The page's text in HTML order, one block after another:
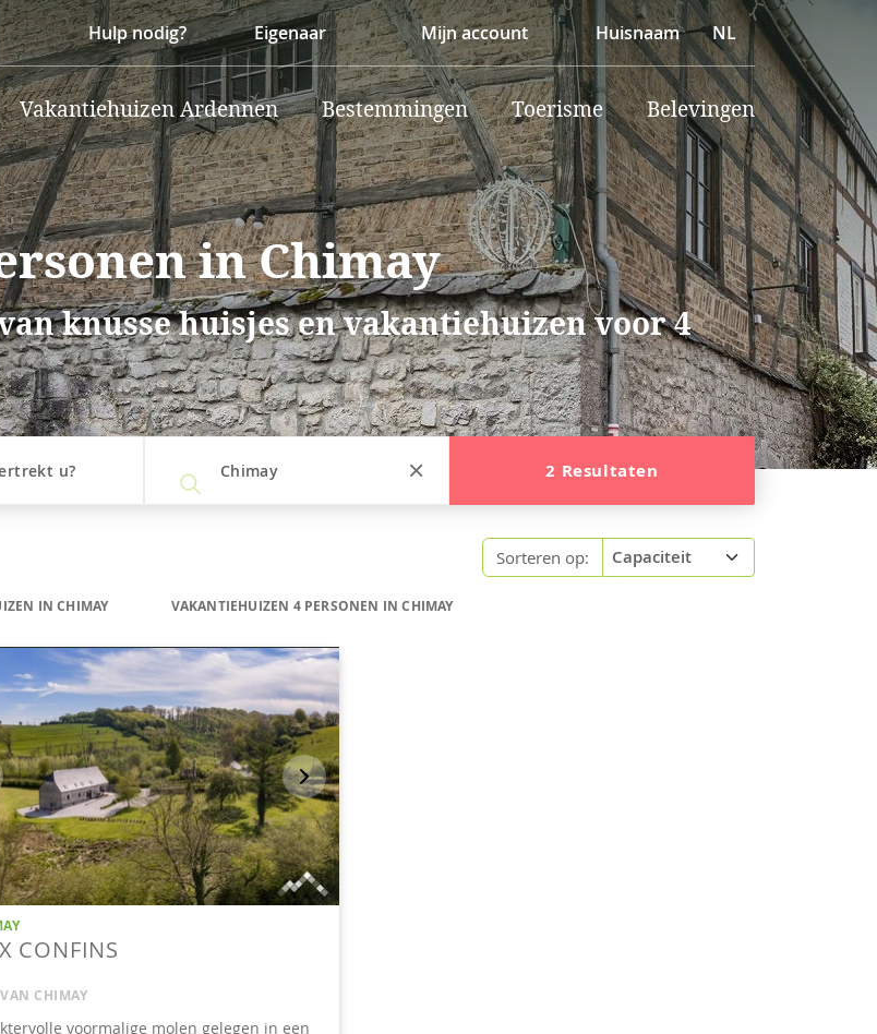
Hulp nodig? Eigenaar Mijn account Huisnaam NL
Vakantiehuizen Ardennen Bestemmingen Toerisme Belevingen
in Chimay
knusse huisjes en vakantiehuizen voor 4
u? Chimay 2 Resultaten
Sorteren op:
IN CHIMAY VAKANTIEHUIZEN 4 PERSONEN IN CHIMAY